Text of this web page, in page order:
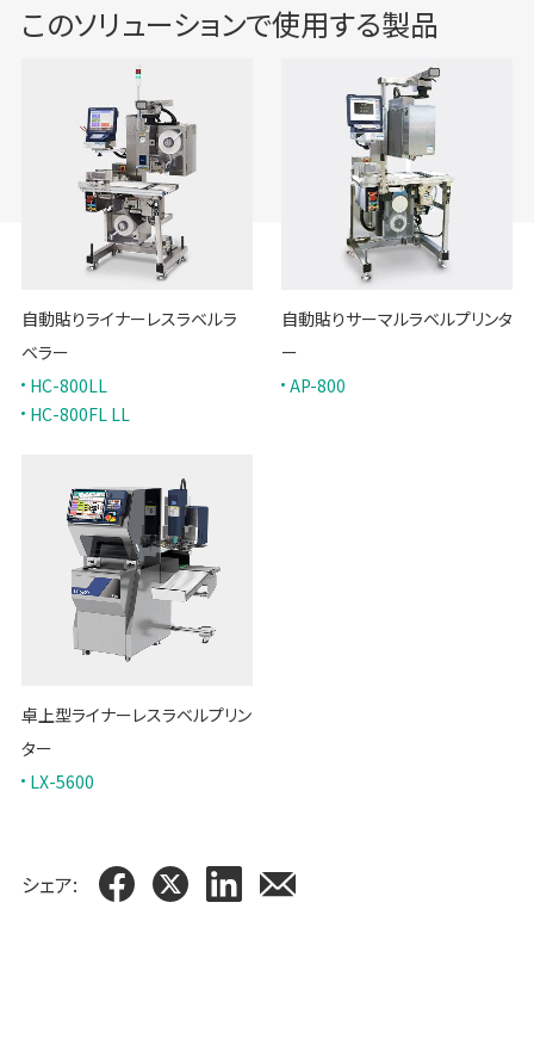
このソリューションで使用する製品
自動貼りライナーレスラベルラ
ベラー
HC-800LL
HC-800FL LL
自動貼りサーマルラベルプリンタ
ー
AP-800
卓上型ライナーレスラベルプリン
ター
LX-5600
シェア: